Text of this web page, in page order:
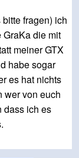
fragen) ich
die mit
meiner GTX
habe sogar
es hat nichts
wer von euch
dass ich es